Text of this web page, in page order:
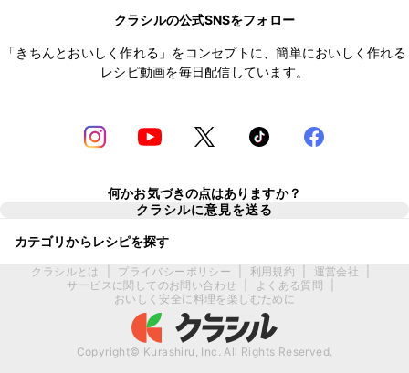
クラシルの公式SNSをフォロー
「きちんとおいしく作れる」をコンセプトに、簡単においしく作れる
レシピ動画を毎日配信しています。
何かお気づきの点はありますか？
クラシルに意見を送る
カテゴリからレシピを探す
クラシルとは プライバシーポリシー 利用規約 運営会社
サービスに関してのお問い合わせ
よくある質問
おいしく安全に料理を楽しむために
Copyright© Kurashiru, Inc. All Rights Reserved.